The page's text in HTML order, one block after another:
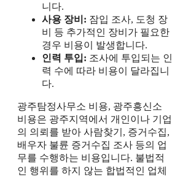
니다.
사용 장비: 잠입 조사, 도청 장
비 등 추가적인 장비가 필요한
경우 비용이 발생합니다.
인력 투입: 조사에 투입되는 인
력 수에 따라 비용이 달라집니
다.
광주탐정사무소 비용, 광주흥신소
비용은 광주지역에서 개인이나 기업
의 의뢰를 받아 사람찾기, 증거수집,
배우자 불륜 증거수집 조사 등의 업
무를 수행하는 비용입니다. 불법적
인 행위를 하지 않는 합법적인 업체